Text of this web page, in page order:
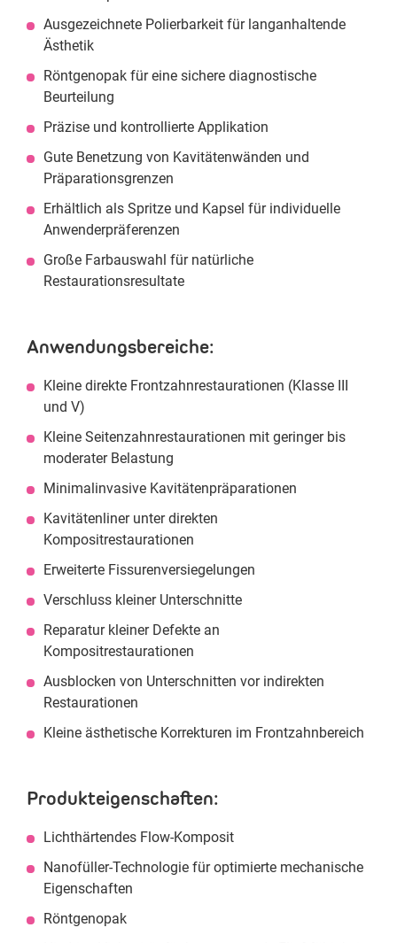
Ausgezeichnete Polierbarkeit für langanhaltende
Ästhetik
Röntgenopak für eine sichere diagnostische
Beurteilung
Präzise und kontrollierte Applikation
Gute Benetzung von Kavitätenwänden und
Präparationsgrenzen
Erhältlich als Spritze und Kapsel für individuelle
Anwenderpräferenzen
Große Farbauswahl für natürliche
Restaurationsresultate
Anwendungsbereiche:
Kleine direkte Frontzahnrestaurationen (Klasse III
und V)
Kleine Seitenzahnrestaurationen mit geringer bis
moderater Belastung
Minimalinvasive Kavitätenpräparationen
Kavitätenliner unter direkten
Kompositrestaurationen
Erweiterte Fissurenversiegelungen
Verschluss kleiner Unterschnitte
Reparatur kleiner Defekte an
Kompositrestaurationen
Ausblocken von Unterschnitten vor indirekten
Restaurationen
Kleine ästhetische Korrekturen im Frontzahnbereich
Produkteigenschaften:
Lichthärtendes Flow-Komposit
Nanofüller-Technologie für optimierte mechanische
Eigenschaften
Röntgenopak